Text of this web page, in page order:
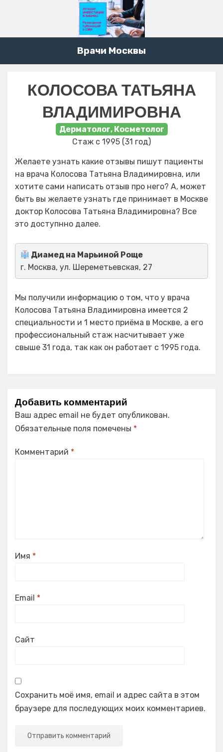
Врачи Москвы
КОЛОСОВА ТАТЬЯНА
ВЛАДИМИРОВНА
Дерматолог, Косметолог
Стаж с 1995 (31 год)
Желаете узнать какие отзывы пишут пациенты
на врача Колосова Татьяна Владимировна, или
хотите сами написать отзыв про него? А, может
быть вы желаете узнать где принимает в Москве
доктор Колосова Татьяна Владимировна? Все
это доступнно далее.
Диамед на Марьиной Роще
г. Москва, ул. Шереметьевская, 27
Мы получили информацию о том, что у врача
Колосова Татьяна Владимировна имеется 2
специальности и 1 место приёма в Москве, а его
профессиональный стаж насчитывает уже
свыше 31 года, так как он работает с 1995 года.
Добавить комментарий
Ваш адрес email не будет опубликован.
Обязательные поля помечены *
Комментарий *
Имя *
Email *
Сайт
Сохранить моё имя, email и адрес сайта в этом
браузере для последующих моих комментариев.